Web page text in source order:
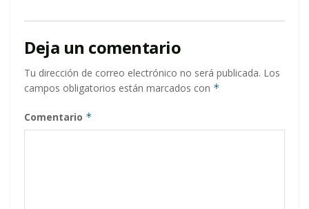
Deja un comentario
Tu dirección de correo electrónico no será publicada. Los
campos obligatorios están marcados con *
Comentario *